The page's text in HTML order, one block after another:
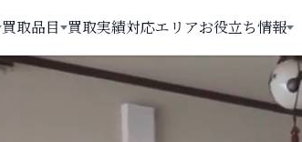
買取品目 買取実績対応エリアお役立ち情報